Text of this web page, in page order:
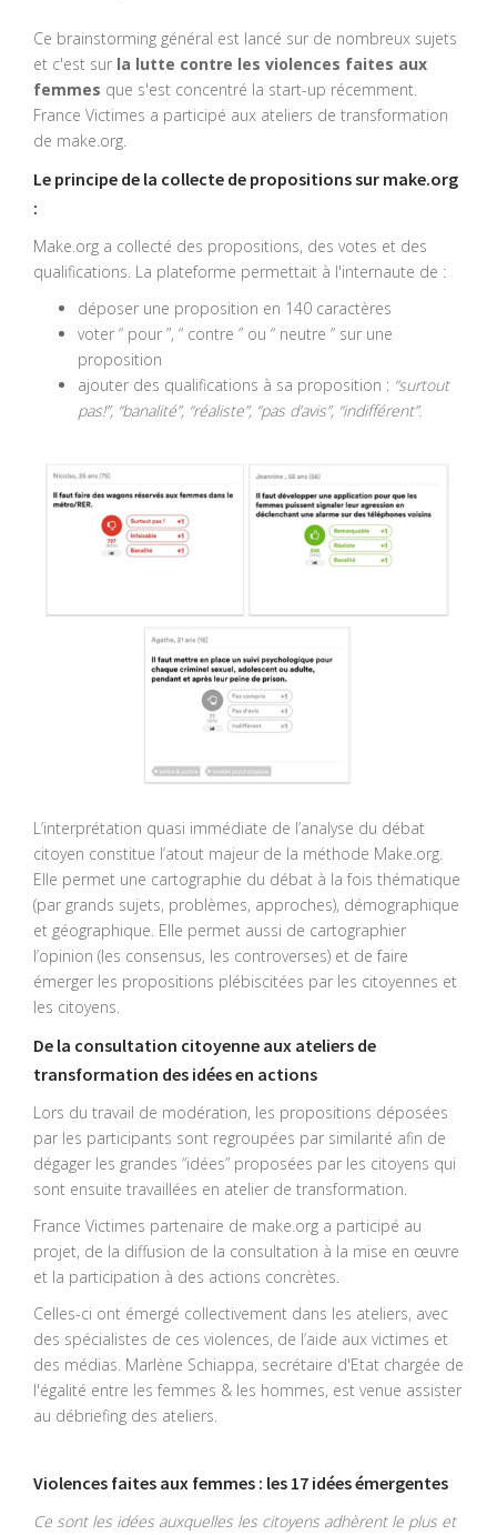
Ce brainstorming général est lancé sur de nombreux sujets
et c'est sur la lutte contre les violences faites aux
femmes que s'est concentré la start-up récemment.
France Victimes a participé aux ateliers de transformation
de make.org.
Le principe de la collecte de propositions sur make.org
:
Make.org a collecté des propositions, des votes et des
qualifications. La plateforme permettait à l'internaute de :
déposer une proposition en 140 caractères
voter “ pour ”, “ contre ” ou “ neutre ” sur une
proposition
ajouter des qualifications à sa proposition : “surtout
pas!”, “banalité”, “réaliste”, “pas d’avis”, “indifférent”.
L’interprétation quasi immédiate de l’analyse du débat
citoyen constitue l’atout majeur de la méthode Make.org.
Elle permet une cartographie du débat à la fois thématique
(par grands sujets, problèmes, approches), démographique
et géographique. Elle permet aussi de cartographier
l’opinion (les consensus, les controverses) et de faire
émerger les propositions plébiscitées par les citoyennes et
les citoyens.
De la consultation citoyenne aux ateliers de
transformation des idées en actions
Lors du travail de modération, les propositions déposées
par les participants sont regroupées par similarité afin de
dégager les grandes “idées” proposées par les citoyens qui
sont ensuite travaillées en atelier de transformation.
France Victimes partenaire de make.org a participé au
projet, de la diffusion de la consultation à la mise en œuvre
et la participation à des actions concrètes.
Celles-ci ont émergé collectivement dans les ateliers, avec
des spécialistes de ces violences, de l’aide aux victimes et
des médias. Marlène Schiappa, secrétaire d'Etat chargée de
l'égalité entre les femmes & les hommes, est venue assister
au débriefing des ateliers.
Violences faites aux femmes : les 17 idées émergentes
Ce sont les idées auxquelles les citoyens adhèrent le plus et